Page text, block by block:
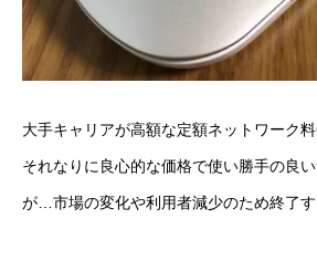
大手キャリアが高額な定額ネットワーク料
それなりに良心的な価格で使い勝手の良
が…市場の変化や利用者減少のため終了す